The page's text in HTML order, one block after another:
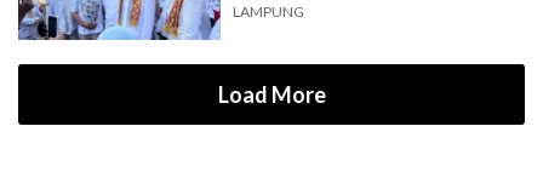
LAMPUNG
Load More